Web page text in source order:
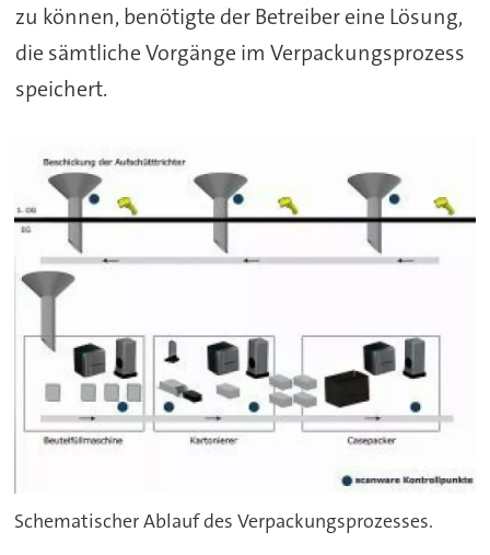
zu können, benötigte der Betreiber eine Lösung,
die sämtliche Vorgänge im Verpackungsprozess
speichert.
Schematischer Ablauf des Verpackungsprozesses.